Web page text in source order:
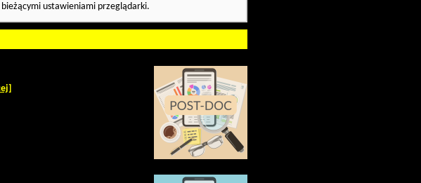
ustawieniami przeglądarki.